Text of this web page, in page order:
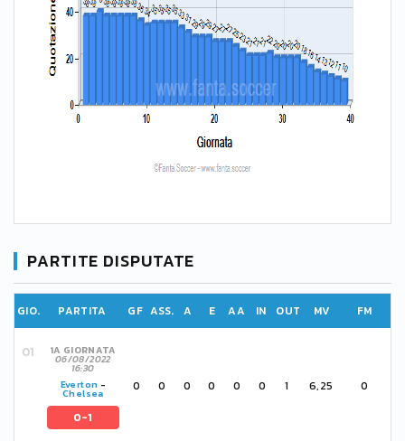
PARTITE DISPUTATE
GIO. PARTITA GF ASS. A E AA IN OUT MV FM
1A GIORNATA
06/08/2022
16:30
Everton -
Chelsea
0-1
0 0 0 0 0 0 1 6,25 0